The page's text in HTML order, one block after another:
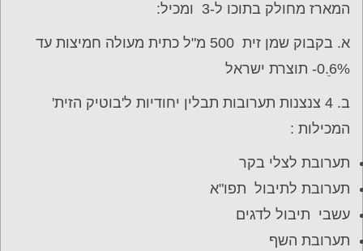
המארז מחולק בתוכו ל-3 ומכיל:
א. בקבוק שמן זית 500 מ"ל כתית מעולה חמיצות עד
0.6ֵ%- תוצרת ישראל
ב. 4 צנצנות תערובות תבלין יחודיות ל'בוטיק הזית'
המכילות :
תערובת לצלי בקר
תערובת לתיבול תפו"א
עשבי תיבול לדגים
תערובת השף